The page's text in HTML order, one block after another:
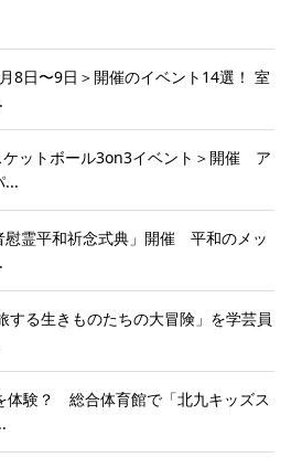
8日〜9日＞開催のイベント14選！ 室
ケットボール3on3イベント＞開催 ア
...
慰霊平和祈念式典」開催 平和のメッ
する生きものたちの大冒険」を学芸員
体験？ 総合体育館で「北九キッズス